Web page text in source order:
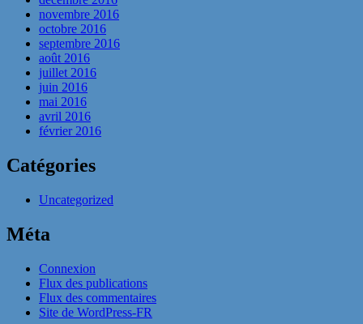
novembre 2016
octobre 2016
septembre 2016
août 2016
juillet 2016
juin 2016
mai 2016
avril 2016
février 2016
Catégories
Uncategorized
Méta
Connexion
Flux des publications
Flux des commentaires
Site de WordPress-FR